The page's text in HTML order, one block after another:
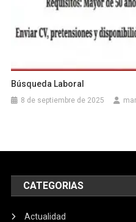
Búsqueda Laboral
8 de septiembre de 2025
CATEGORIAS
Actualidad